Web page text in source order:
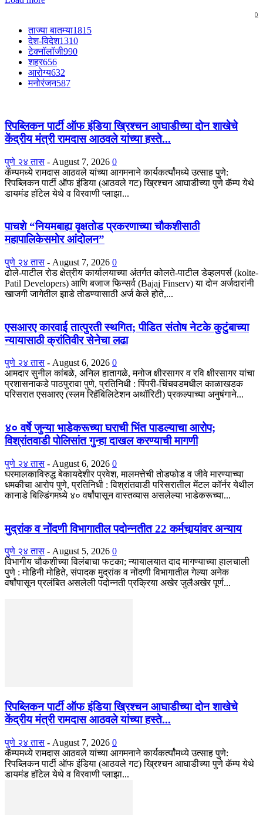
0
ताज्या बातम्या1815
देश-विदेश1310
टेक्नॉलॉजी990
शहर656
आरोग्य632
मनोरंजन587
रिपब्लिकन पार्टी ऑफ इंडिया ख्रिश्चन आघाडीच्या दोन शाखेचे
केंद्रीय मंत्री रामदास आठवले यांच्या हस्ते...
पुणे २४ तास - August 7, 2026 0
कॅम्पमध्ये रामदास आठवले यांच्या आगमनाने कार्यकर्त्यांमध्ये उत्साह पुणे:
रिपब्लिकन पार्टी ऑफ इंडिया (आठवले गट) ख्रिश्चन आघाडीच्या पुणे कॅम्प येथे
डायमंड हॉटेल येथे व विरवाणी प्लाझा...
पाचशे “नियमबाह्य वृक्षतोड प्रकरणाच्या चौकशीसाठी
महापालिकेसमोर आंदोलन”
पुणे २४ तास - August 7, 2026 0
ढोले-पाटील रोड क्षेत्रीय कार्यालयाच्या अंतर्गत कोलते-पाटील डेव्हलपर्स (kolte-
Patil Developers) आणि बजाज फिन्सर्व (Bajaj Finserv) या दोन अर्जदारांनी
खाजगी जागेतील झाडे तोडण्यासाठी अर्ज केले होते,...
एसआरए कारवाई तात्पुरती स्थगित; पीडित संतोष नेटके कुटुंबाच्या
न्यायासाठी क्रांतिवीर सेनेचा लढा
पुणे २४ तास - August 6, 2026 0
आमदार सुनील कांबळे, अनिल हातागळे, मनोज क्षीरसागर व रवि क्षीरसागर यांचा
प्रशासनाकडे पाठपुरावा पुणे, प्रतिनिधी : पिंपरी-चिंचवडमधील काळाखडक
परिसरात एसआरए (स्लम रिहॅबिलिटेशन अथॉरिटी) प्रकल्पाच्या अनुषंगाने...
४० वर्षे जुन्या भाडेकरूच्या घराची भिंत पाडल्याचा आरोप;
विश्रांतवाडी पोलिसांत गुन्हा दाखल करण्याची मागणी
पुणे २४ तास - August 6, 2026 0
घरमालकाविरुद्ध बेकायदेशीर प्रवेश, मालमत्तेची तोडफोड व जीवे मारण्याच्या
धमकीचा आरोप पुणे, प्रतिनिधी : विश्रांतवाडी परिसरातील मेंटल कॉर्नर येथील
कानाडे बिल्डिंगमध्ये ४० वर्षांपासून वास्तव्यास असलेल्या भाडेकरूच्या...
मुद्रांक व नोंदणी विभागातील पदोन्नतीत 22 कर्मचार्‍यांवर अन्याय
पुणे २४ तास - August 5, 2026 0
विभागीय चौकशीच्या विलंबाचा फटका; न्यायालयात दाद मागण्याच्या हालचाली
पुणे : मोहिनी मोहिते, संपादक मुद्रांक व नोंदणी विभागातील गेल्या अनेक
वर्षांपासून प्रलंबित असलेली पदोन्नती प्रक्रिया अखेर जुलैअखेर पूर्ण...
रिपब्लिकन पार्टी ऑफ इंडिया ख्रिश्चन आघाडीच्या दोन शाखेचे
केंद्रीय मंत्री रामदास आठवले यांच्या हस्ते...
पुणे २४ तास - August 7, 2026 0
कॅम्पमध्ये रामदास आठवले यांच्या आगमनाने कार्यकर्त्यांमध्ये उत्साह पुणे:
रिपब्लिकन पार्टी ऑफ इंडिया (आठवले गट) ख्रिश्चन आघाडीच्या पुणे कॅम्प येथे
डायमंड हॉटेल येथे व विरवाणी प्लाझा...